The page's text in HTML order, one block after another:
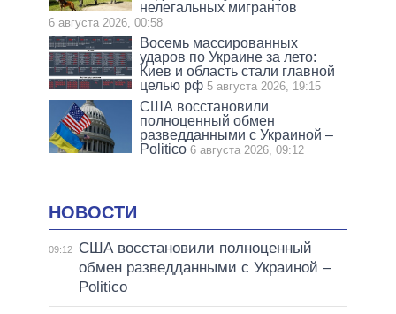
нелегальных мигрантов
6 августа 2026, 00:58
Восемь массированных
ударов по Украине за лето:
Киев и область стали главной
целью рф 5 августа 2026, 19:15
США восстановили
полноценный обмен
разведданными с Украиной –
Politico 6 августа 2026, 09:12
НОВОСТИ
09:12
США восстановили полноценный
обмен разведданными с Украиной –
Politico